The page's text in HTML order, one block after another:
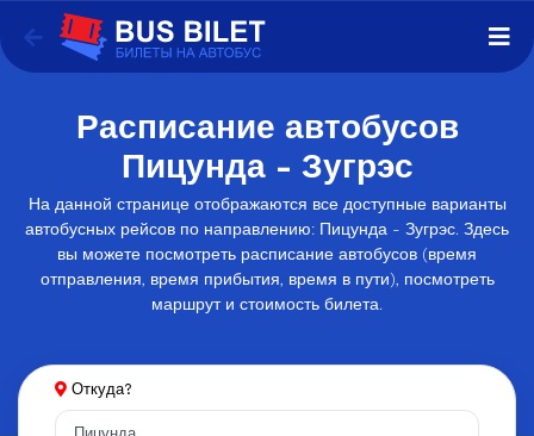
Расписание автобусов
Пицунда - Зугрэс
На данной странице отображаются все доступные варианты
автобусных рейсов по направлению: Пицунда - Зугрэс. Здесь
вы можете посмотреть расписание автобусов (время
отправления, время прибытия, время в пути), посмотреть
маршрут и стоимость билета.
Откуда?